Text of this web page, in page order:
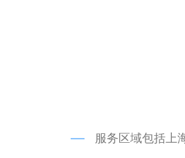
服务区域包括上